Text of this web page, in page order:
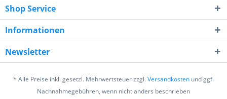
10 - 7 = ?
Shop Service
Informationen
Newsletter
* Alle Preise inkl. gesetzl. Mehrwertsteuer zzgl.Versandkosten und ggf.
Nachnahmegebühren, wenn nicht anders beschrieben